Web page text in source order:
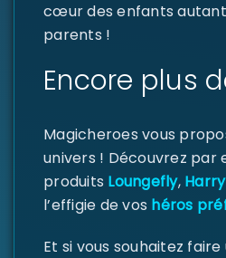
MOT DE PASSE PERDU ?
cœur des enfants autant
parents !
Encore plus
Magicheroes vous
univers ! Découvrez par
produits Loungefly,
l’effigie de vos héros
Et si vous souhaitez